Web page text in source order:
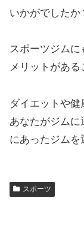
いかがでしたか
スポーツジム
メリットがある
ダイエットや
あなたがジム
にあったジムを
スポーツ